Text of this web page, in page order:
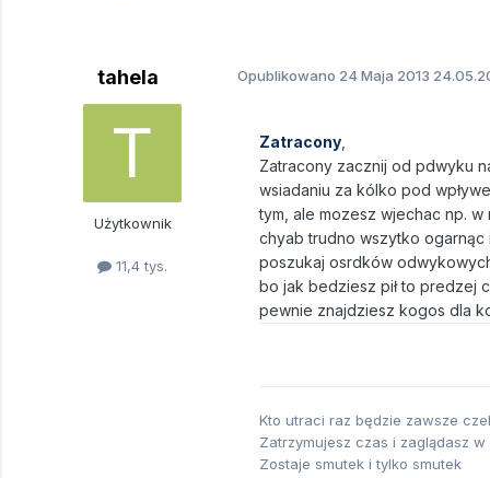
tahela
Użytkownik
11,4 tys.
Opublikowano 24 Maja 2013
Zatracony
Zatracony zacznij od pdwyku
wsiadaniu za kólko pod
tym, ale mozesz wjechac np.
chyab trudno wszytko ogarnąc
poszukaj osrdków
bo jak bedziesz pił to predzej
pewnie znajdziesz kogos dla
Kto utraci raz będzie zawsze
Zatrzymujesz czas i zaglądasz
Zostaje smutek i tylko smutek